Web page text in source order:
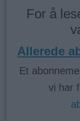
For å
Allerede
Et
vi har